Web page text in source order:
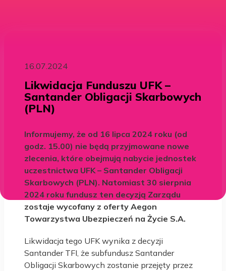
16.07.2024
Likwidacja Funduszu UFK –
Santander Obligacji Skarbowych
(PLN)
Informujemy, że od 16 lipca 2024 roku (od
godz. 15.00) nie będą przyjmowane nowe
zlecenia, które obejmują nabycie jednostek
uczestnictwa UFK – Santander Obligacji
Skarbowych (PLN). Natomiast 30 sierpnia
2024 roku fundusz ten decyzją Zarządu
zostaje wycofany z oferty Aegon
Towarzystwa Ubezpieczeń na Życie S.A.
Likwidacja tego UFK wynika z decyzji
Santander TFI, że subfundusz Santander
Obligacji Skarbowych zostanie przejęty przez